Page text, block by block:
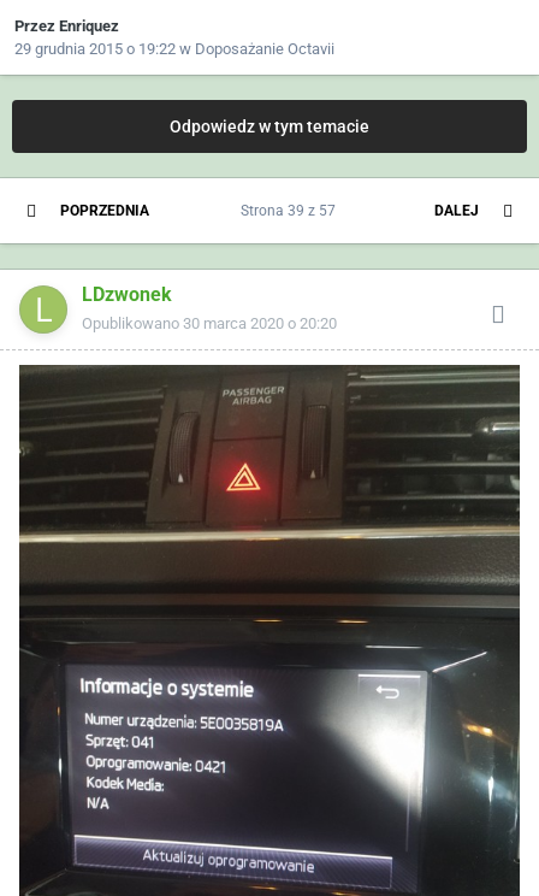
Przez Enriquez
29 grudnia 2015 o 19:22 w Doposażanie Octavii
Odpowiedz w tym temacie
POPRZEDNIA DALEJ
Strona 39 z 57
LDzwonek
Opublikowano 30 marca 2020 o 20:20